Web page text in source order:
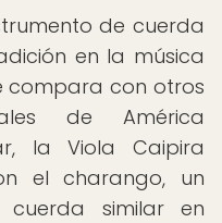
de cuerda
en la música
compara con otros
de América
la Viola Caipira
el charango, un
cuerda similar en